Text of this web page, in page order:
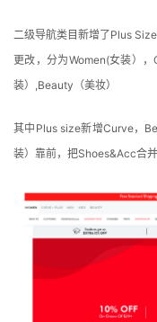
二级导航类目新增了Plus
更改，分为Women(女装）
装）,Beauty（美妆）
其中Plus size新增Curve，
装）靠前，把Shoes&Acc合